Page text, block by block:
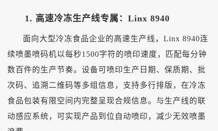
1. 高速冷冻生产线专属：Linx 8940
面向大型冷冻食品企业的高速生产线， Linx 8940连
续喷墨喷码机以每秒1500字符的喷印速度，匹配每分钟
数百件的生产节奏。设备可喷印生产日期、保质期、批
次码、追溯二维码等多组信息，支持多行排版，在冷冻
食品包装有限空间内完整呈现合规信息。与生产线的联
动感应系统，可实现产品到位自动喷印，减少无效喷墨